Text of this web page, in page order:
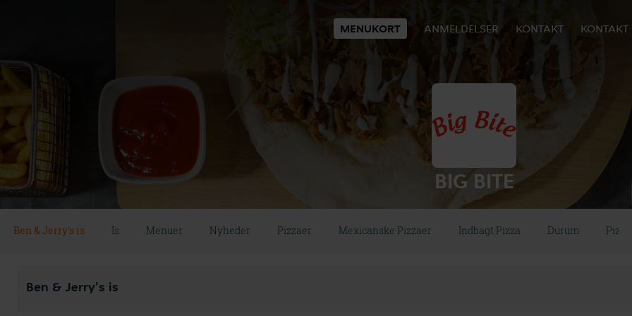
MENUKORT ANMELDELSER KONTAKT KONTAKT
BIG BITE
Ben & Jerry's is Is Menuer Nyheder Pizzaer Mexicanske Pizzaer Indbagt Pizza Durum
Ben & Jerry's is